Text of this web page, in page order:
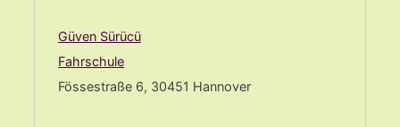
Güven Sürücü
Fahrschule
Fössestraße 6, 30451 Hannover